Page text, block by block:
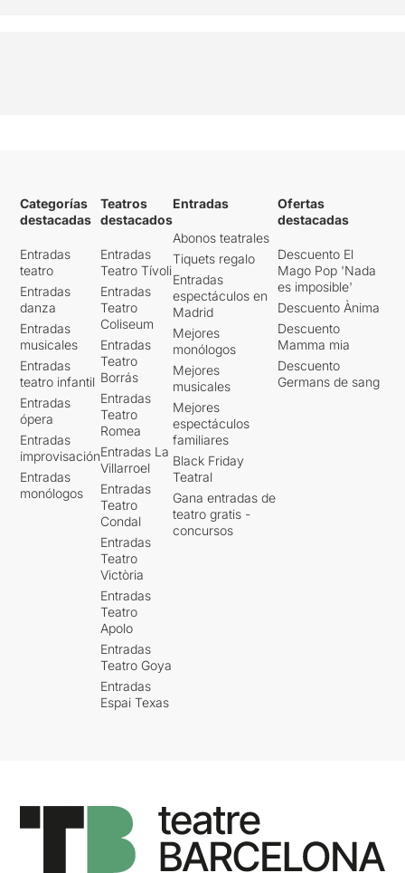
Categorías
destacadas
Entradas
teatro
Entradas
danza
Entradas
musicales
Entradas
teatro infantil
Entradas
ópera
Entradas
improvisación
Entradas
monólogos
Teatros
destacados
Entradas
Teatro Tívoli
Entradas
Teatro
Coliseum
Entradas
Teatro
Borrás
Entradas
Teatro
Romea
Entradas La
Villarroel
Entradas
Teatro
Condal
Entradas
Teatro
Victòria
Entradas
Teatro
Apolo
Entradas
Teatro Goya
Entradas
Espai Texas
Entradas
Abonos teatrales
Tiquets regalo
Entradas
espectáculos en
Madrid
Mejores
monólogos
Mejores
musicales
Mejores
espectáculos
familiares
Black Friday
Teatral
Gana entradas de
teatro gratis -
concursos
Ofertas
destacadas
Descuento El
Mago Pop 'Nada
es imposible'
Descuento Ànima
Descuento
Mamma mia
Descuento
Germans de sang